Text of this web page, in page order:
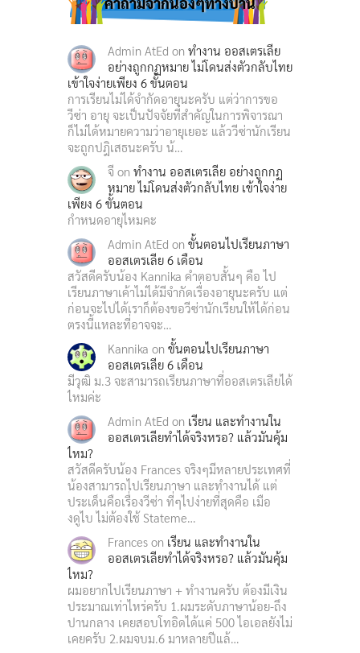
Admin AtEd on ทำงาน ออสเตรเลีย
อย่างถูกกฏหมาย ไม่โดนส่งตัวกลับไทย
เข้าใจง่ายเพียง 6 ขั้นตอน
การเรียนไม่ได้จำกัดอายุนะครับ แต่ว่าการขอ
วีซ่า อายุ จะเป็นปัจจัยที่สำคัญในการพิจารณา
ก็ไม่ได้หมายความว่าอายุเยอะ แล้ววีซ่านักเรียน
จะถูกปฎิเสธนะครับ น้…
จี on ทำงาน ออสเตรเลีย อย่างถูกกฏ
หมาย ไม่โดนส่งตัวกลับไทย เข้าใจง่าย
เพียง 6 ขั้นตอน
กำหนดอายุไหมคะ
Admin AtEd on ขั้นตอนไปเรียนภาษา
ออสเตรเลีย 6 เดือน
สวัสดีครับน้อง Kannika คำตอบสั้นๆ คือ ไป
เรียนภาษาเค้าไม่ได้มีจำกัดเรื่องอายุนะครับ แต่
ก่อนจะไปได้เราก็ต้องขอวีซ่านักเรียนให้ได้ก่อน
ตรงนี้แหละที่อาจจะ…
Kannika on ขั้นตอนไปเรียนภาษา
ออสเตรเลีย 6 เดือน
มีวุฒิ ม.3 จะสามารถเรียนภาษาที่ออสเตรเลียได้
ไหมค่ะ
Admin AtEd on เรียน และทำงานใน
ออสเตรเลียทำได้จริงหรอ? แล้วมันคุ้ม
ไหม?
สวัสดีครับน้อง Frances จริงๆมีหลายประเทศที่
น้องสามารถไปเรียนภาษา และทำงานได้ แต่
ประเด็นคือเรื่องวีซ่า ที่ๆไปง่ายที่สุดคือ เมือ
งดูไบ ไม่ต้องใช้ Stateme…
Frances on เรียน และทำงานใน
ออสเตรเลียทำได้จริงหรอ? แล้วมันคุ้ม
ไหม?
ผมอยากไปเรียนภาษา + ทำงานครับ ต้องมีเงิน
ประมาณเท่าไหร่ครับ 1.ผมระดับภาษาน้อย-ถึง
ปานกลาง เคยสอบโทอิดได้แค่ 500 ไอเอลยังไม่
เคยครับ 2.ผมจบม.6 มาหลายปีแล้…